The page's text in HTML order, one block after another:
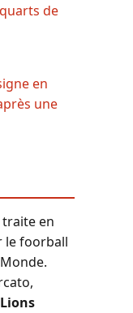
de
en
une
en
le foorball